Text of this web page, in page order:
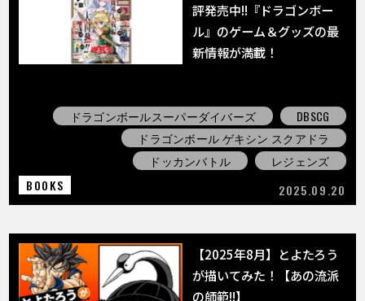
評発売中!!『ドラゴンボー
ル』のゲーム＆グッズの最
新情報が満載！
ドラゴンボールスーパーダイバーズ
DBSCG
ドラゴンボール ゲキシン スクアドラ
ドッカンバトル
レジェンズ
BOOKS
2025.09.20
【2025年8月】とよたろう
が描いてみた！【あの流派
の師範!!】